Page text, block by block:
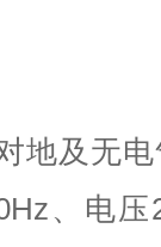
地及无
、电压